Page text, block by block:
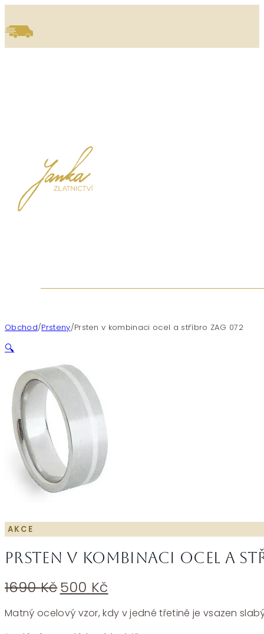
Obchod/Prsteny/Prsten v kombinaci ocel a stříbro ZAG 072
🔍
AKCE
Prsten v kombinaci ocel a
1690KčPůvodní
cena
byla:
500 Kč
cena
je:
Matný ocelový vzor, kdy v jedné třetině je vsazen